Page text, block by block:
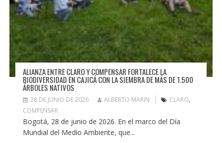
ALIANZA ENTRE CLARO Y COMPENSAR FORTALECE LA
BIODIVERSIDAD EN CAJICÁ CON LA SIEMBRA DE MÁS DE 1.500
ÁRBOLES NATIVOS
28 DE JUNIO DE 2026 ALBERTO MARIN CLARO,
COMPENSAR
Bogotá, 28 de junio de 2026. En el marco del Día
Mundial del Medio Ambiente, que...